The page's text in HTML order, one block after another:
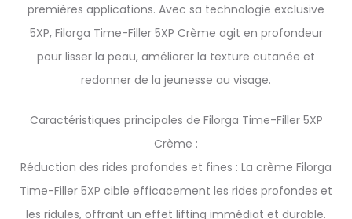
premières applications. Avec sa technologie exclusive
5XP, Filorga Time-Filler 5XP Crème agit en profondeur
pour lisser la peau, améliorer la texture cutanée et
redonner de la jeunesse au visage.
Caractéristiques principales de Filorga Time-Filler 5XP
Crème :
Réduction des rides profondes et fines : La crème Filorga
Time-Filler 5XP cible efficacement les rides profondes et
les ridules, offrant un effet lifting immédiat et durable.